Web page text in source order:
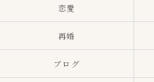
恋愛
再婚
ブログ